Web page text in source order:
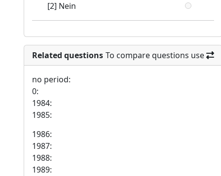
[2] Nein
Related questions To compare questions use
no period:
0:
1984:
1985:
1986:
1987:
1988:
1989: